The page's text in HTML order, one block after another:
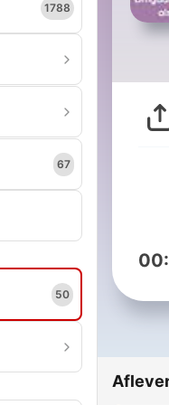
1788
67
50